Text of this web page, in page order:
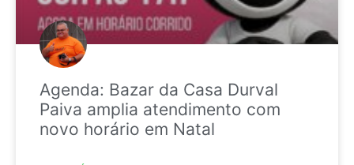
Agenda: Bazar da Casa Durval
Paiva amplia atendimento com
novo horário em Natal